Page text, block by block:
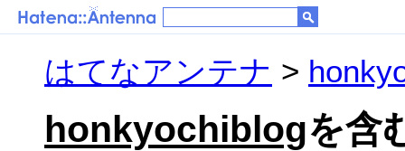
はてなアンテナ >
honkyochiblogを含